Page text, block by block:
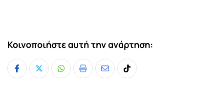
Κοινοποιήστε αυτή την ανάρτηση:
Whatsapp
Print
ShareTiktok